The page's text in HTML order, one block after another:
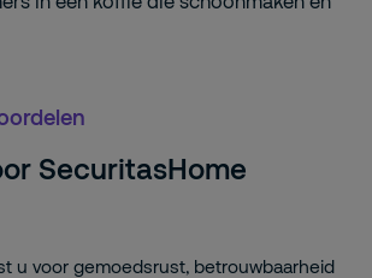
SecuritasHome
u voor gemoedsrust, betrouwbaarheid